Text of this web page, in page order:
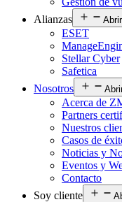
Alianzas
ESET
Stellar Cyber
Safetica
Nosotros
Acerca de
Partners
Nuestros
Casos de
Noticias y
Eventos y
Contacto
Soy cliente